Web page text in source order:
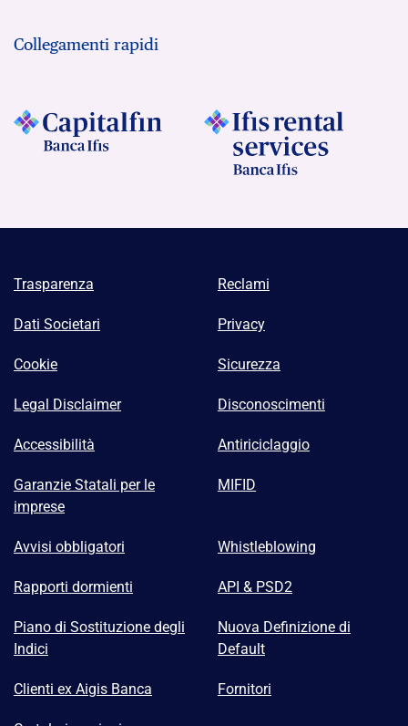
Collegamenti rapidi
Trasparenza Reclami
Dati Societari Privacy
Cookie Sicurezza
Legal Disclaimer Disconoscimenti
Accessibilità Antiriciclaggio
Garanzie Statali per le
imprese
MIFID
Avvisi obbligatori Whistleblowing
Rapporti dormienti API & PSD2
Piano di Sostituzione degli
Indici
Nuova Definizione di
Default
Clienti ex Aigis Banca Fornitori